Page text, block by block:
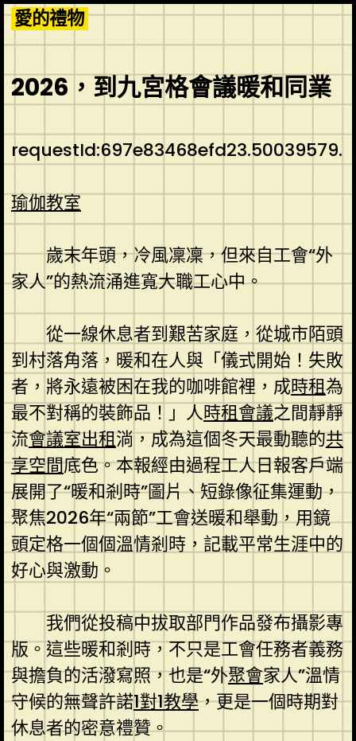
Skip
to
content
愛的禮物
2026，到九宮格會議暖和同業
requestId:697e83468efd23.50039579.
瑜伽教室
歲末年頭，冷風凜凜，但來自工會“外
家人”的熱流涌進寬大職工心中。
從一線休息者到艱苦家庭，從城市陌頭
到村落角落，暖和在人與「儀式開始！失敗
者，將永遠被困在我的咖啡館裡，成時租為
最不對稱的裝飾品！」人時租會議之間靜靜
流會議室出租淌，成為這個冬天最動聽的共
享空間底色。本報經由過程工人日報客戶端
展開了“暖和剎時”圖片、短錄像征集運動，
聚焦2026年“兩節”工會送暖和舉動，用鏡
頭定格一個個溫情剎時，記載平常生涯中的
好心與激動。
我們從投稿中拔取部門作品發布攝影專
版。這些暖和剎時，不只是工會任務者義務
與擔負的活潑寫照，也是“外聚會家人”溫情
守候的無聲許諾1對1教學，更是一個時期對
休息者的密意禮贊。